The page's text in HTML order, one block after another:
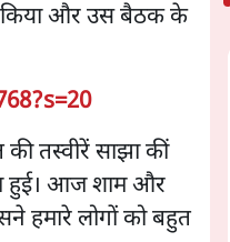
किया और उस बैठक के
की तस्वीरें साझा कीं
हुई। आज शाम और
हमारे लोगों को बहुत